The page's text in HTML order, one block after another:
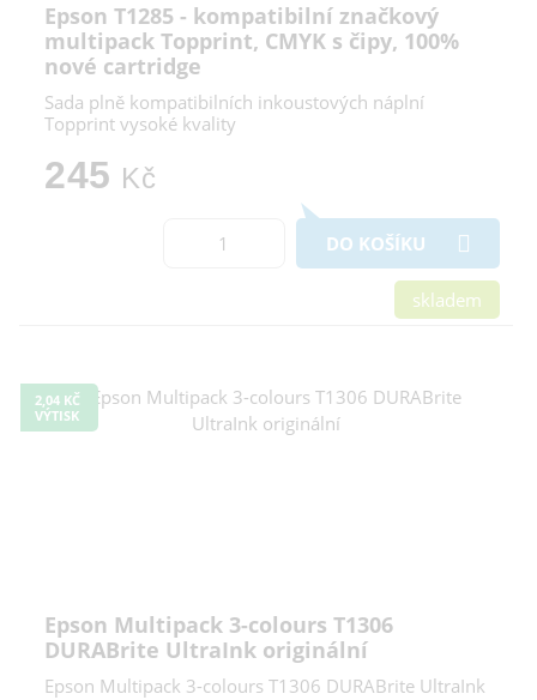
Epson T1285 - kompatibilní značkový
multipack Topprint, CMYK s čipy, 100%
nové cartridge
Sada plně kompatibilních inkoustových náplní
Topprint vysoké kvality
245 Kč
DO KOŠÍKU
skladem
2,04 KČ
VÝTISK
Epson Multipack 3-colours T1306
DURABrite UltraInk originální
Epson Multipack 3-colours T1306 DURABrite UltraInk